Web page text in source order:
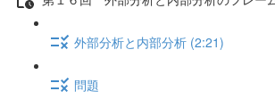
外部分析と内部分析 (2:21)
問題